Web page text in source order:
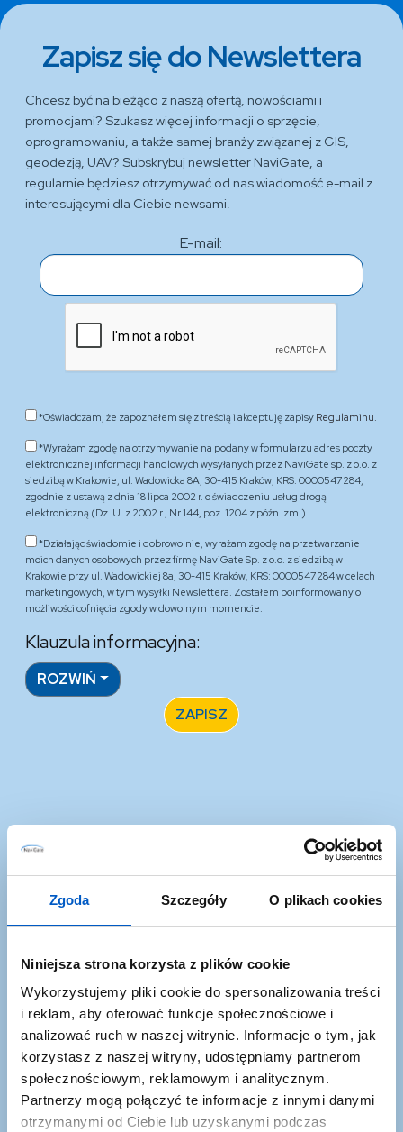
Zgoda Szczegóły O plikach cookies
Niniejsza strona korzysta z plików cookie
Wykorzystujemy pliki cookie do spersonalizowania treści
i reklam, aby oferować funkcje społecznościowe i
analizować ruch w naszej witrynie. Informacje o tym, jak
korzystasz z naszej witryny, udostępniamy partnerom
społecznościowym, reklamowym i analitycznym.
Partnerzy mogą połączyć te informacje z innymi danymi
otrzymanymi od Ciebie lub uzyskanymi podczas
Zapisz się do Newslettera
Chcesz być na bieżąco z naszą ofertą, nowościami i
promocjami? Szukasz więcej informacji o sprzęcie,
oprogramowaniu, a także samej branży związanej z GIS,
geodezją, UAV? Subskrybuj newsletter NaviGate, a
regularnie będziesz otrzymywać od nas wiadomość e-mail z
interesującymi dla Ciebie newsami.
E-mail:
*Oświadczam, że zapoznałem się z treścią i akceptuję zapisy Regulaminu.
*Wyrażam zgodę na otrzymywanie na podany w formularzu adres poczty
elektronicznej informacji handlowych wysyłanych przez NaviGate sp. z o.o. z
siedzibą w Krakowie, ul. Wadowicka 8A, 30-415 Kraków, KRS: 0000547284,
zgodnie z ustawą z dnia 18 lipca 2002 r. o świadczeniu usług drogą
elektroniczną (Dz. U. z 2002 r., Nr 144, poz. 1204 z późn. zm.)
*Działając świadomie i dobrowolnie, wyrażam zgodę na przetwarzanie
moich danych osobowych przez firmę NaviGate Sp. z o.o. z siedzibą w
Krakowie przy ul. Wadowickiej 8a, 30-415 Kraków, KRS: 0000547284 w celach
marketingowych, w tym wysyłki Newslettera. Zostałem poinformowany o
możliwości cofnięcia zgody w dowolnym momencie.
Klauzula informacyjna:
ROZWIŃ
ZAPISZ
zapisując się?
Promocje i okazje